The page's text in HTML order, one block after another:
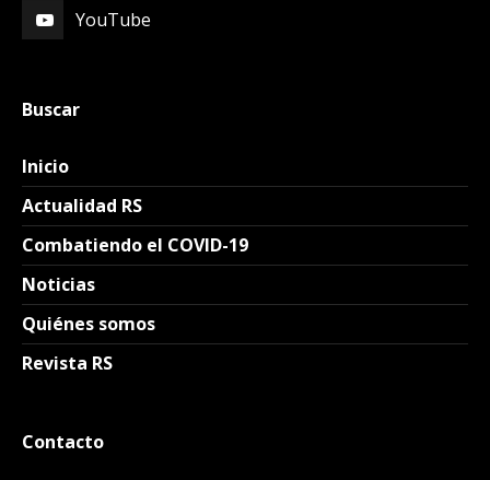
YouTube
Buscar
Inicio
Actualidad RS
Combatiendo el COVID-19
Noticias
Quiénes somos
Revista RS
Contacto